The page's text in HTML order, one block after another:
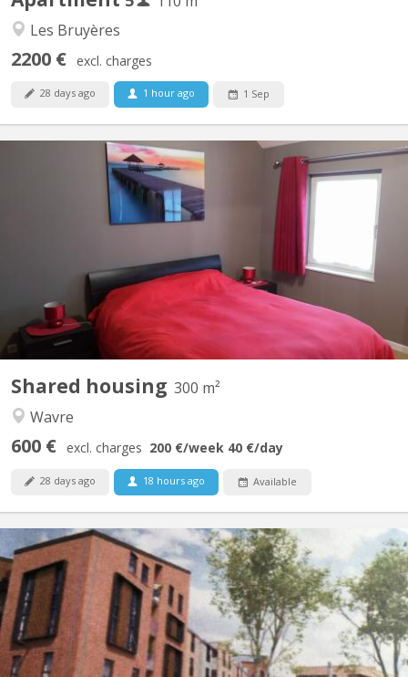
Les Bruyères
2200 € excl. charges
28 days ago 1 hour ago 1 Sep
Shared housing 300 m²
Wavre
600 € excl. charges 200 €/week 40 €/day
28 days ago 18 hours ago Available
KV 1330
Régent en éducation physique loue chambre(lit double) dans une
belle villa pour UNIQUEMENT étudiant(e), stagiaire sérieux(se) et
soigneux(se). Salle de douche privatisée, TV, Wi-fi, fitness, grand
jardin, bureau, Lave linge, parking privé. Endroit calme, idéal pour
étudier. A 8 min...
KV 1459
Furnished 1-bedroom apartment, built in 2020, centrally located
in a new residential complex in Courbevoie with views of the
gardens. 3 minutes (250m) from the Esplanade supermarket.
SNCB train station (300m). Bus station 11 minutes (900m). E411
motorway at the parking lot exit. Living room with...